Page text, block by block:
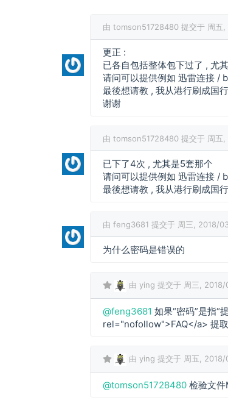
由 tomson51728480 提交于 周
更正 :
已各自包括整体包下过了 , 尤
请问可以提供例如 迅雷连接 /
最後想请教 , 我从港行刷成国
谢谢
由 tomson51728480 提交于 周五
已下了4次 , 尤其是5套那个
请问可以提供例如 迅雷连接 /
最後想请教 , 我从港行刷成国
由 feng3681 提交于 周三, 2018/
为什么密码是错误的
由 ying 提交于 周三,
@feng3681 如果“密码”是指“
rel="nofollow">FAQ</a> 提取
由 ying 提交于 周五,
@tomson51728480 检验文件